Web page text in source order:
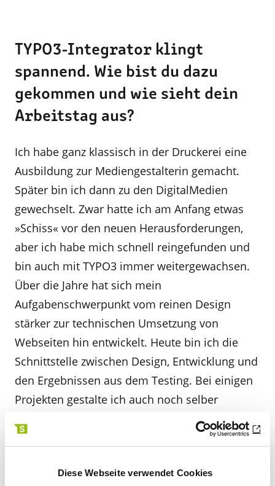
Diese Webseite verwendet Cookies
TYPO3-Integrator klingt
spannend. Wie bist du dazu
gekommen und wie sieht dein
Arbeitstag aus?
Ich habe ganz klassisch in der Druckerei eine
Ausbildung zur Mediengestalterin gemacht.
Später bin ich dann zu den DigitalMedien
gewechselt. Zwar hatte ich am Anfang etwas
»Schiss« vor den neuen Herausforderungen,
aber ich habe mich schnell reingefunden und
bin auch mit TYPO3 immer weitergewachsen.
Über die Jahre hat sich mein
Aufgabenschwerpunkt vom reinen Design
stärker zur technischen Umsetzung von
Webseiten hin entwickelt. Heute bin ich die
Schnittstelle zwischen Design, Entwicklung und
den Ergebnissen aus dem Testing. Bei einigen
Projekten gestalte ich auch noch selber
Designs. Man kann sagen, ich mache die
Ergebnisse der Entwicklung sichtbar, schön